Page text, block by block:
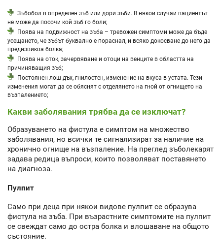
Зъбобол в определен зъб или дори зъби. В някои случаи пациентът
не може да посочи кой зъб го боли;
Поява на подвижност на зъба – тревожен симптоми може да бъде
усещането, че зъбът буквално е пораснал, и всяко докосване до него да
предизвиква болка;
Поява на оток, зачервяване и отоци на венците в областта на
причиняващия зъб;
Постоянен лош дъх, гнилостен, изменение на вкуса в устата. Тези
изменения могат да се обяснят с отделянето на гной от огнището на
възпалението;
Какви заболявания трябва да се изключат?
Образуването на фистула е симптом на множество
заболявания, но всички те сигнализират за наличие на
хронично огнище на възпаление. На преглед зъболекарят
задава редица въпроси, които позволяват поставянето
на диагноза.
Пулпит
Само при деца при някои видове пулпит се образува
фистула на зъба. При възрастните симптомите на пулпит
се свеждат само до остра болка и влошаване на общото
състояние.